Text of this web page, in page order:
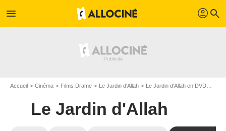
menu profil search
Accueil Cinéma Films Drame Le Jardin d'Allah Le Jardin d'Allah en DVD
Le Jardin d'Allah